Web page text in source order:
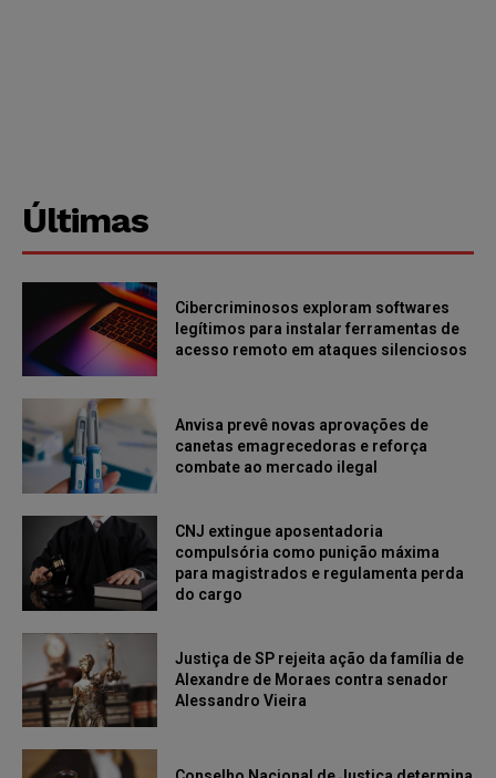
Últimas
Cibercriminosos exploram softwares
legítimos para instalar ferramentas de
acesso remoto em ataques silenciosos
Anvisa prevê novas aprovações de
canetas emagrecedoras e reforça
combate ao mercado ilegal
CNJ extingue aposentadoria
compulsória como punição máxima
para magistrados e regulamenta perda
do cargo
Justiça de SP rejeita ação da família de
Alexandre de Moraes contra senador
Alessandro Vieira